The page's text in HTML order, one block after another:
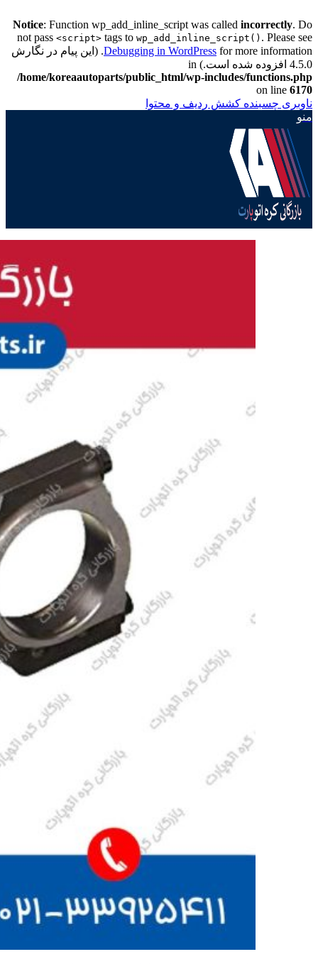
Notice: Function wp_add_inline_script was called incorrectly. Do
not pass <script> tags to wp_add_inline_script() . Please see
Debugging in WordPressfor more information. (این پیام در نگارش
4.5.0 افزوده شده است.) in
/home/koreaautoparts/public_html/wp-includes/functions.php
on line 6170
ناوبری چسبنده کشش ردیف و محتوا
منو